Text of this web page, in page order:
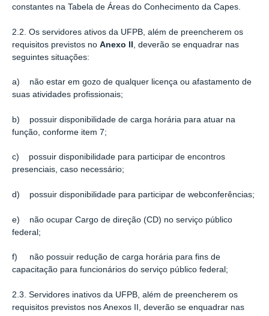
constantes na Tabela de Áreas do Conhecimento da Capes.
2.2. Os servidores ativos da UFPB, além de preencherem os
requisitos previstos no Anexo II , deverão se enquadrar nas
seguintes situações:
a) não estar em gozo de qualquer licença ou afastamento de
suas atividades profissionais;
b) possuir disponibilidade de carga horária para atuar na
função, conforme item 7;
c) possuir disponibilidade para participar de encontros
presenciais, caso necessário;
d) possuir disponibilidade para participar de webconferências;
e) não ocupar Cargo de direção (CD) no serviço público
federal;
f) não possuir redução de carga horária para fins de
capacitação para funcionários do serviço público federal;
2.3. Servidores inativos da UFPB, além de preencherem os
requisitos previstos nos Anexos II, deverão se enquadrar nas